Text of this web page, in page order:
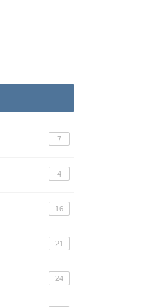
7
4
16
21
24